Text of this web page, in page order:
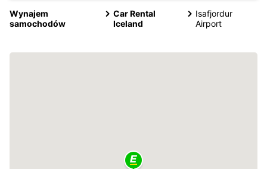
Wynajem
samochodów
Car Rental
Iceland
Isafjordur
Airport